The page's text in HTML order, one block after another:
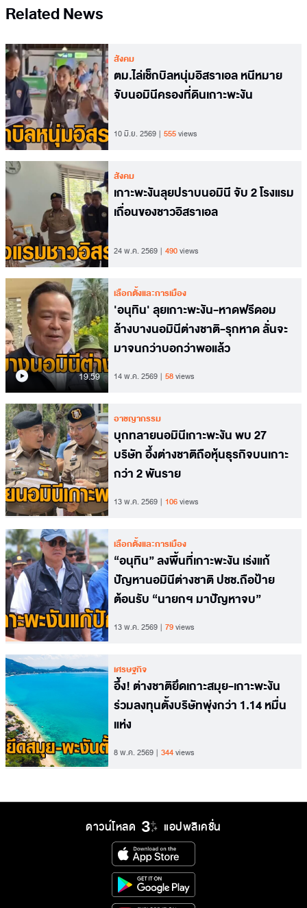
Related News
สังคม
ตม.ไล่เช็กบิลหนุ่มอิสราเอล หนีหมาย
จับนอมินีครองที่ดินเกาะพะงัน
10 มิ.ย. 2569 555views
สังคม
เกาะพะงันลุยปราบนอมินี จับ 2 โรงแรม
เถื่อนของชาวอิสราเอล
24 พ.ค. 2569 490views
19.59
เลือกตั้งและการเมือง
'อนุทิน' ลุยเกาะพะงัน-หาดฟรีดอม
ล้างบางนอมินีต่างชาติ-รุกหาด ลั่นจะ
มาจนกว่าบอกว่าพอแล้ว
14 พ.ค. 2569 58views
อาชญากรรม
บุกทลายนอมินีเกาะพะงัน พบ 27
บริษัท อึ้งต่างชาติถือหุ้นธุรกิจบนเกาะ
กว่า 2 พันราย
13 พ.ค. 2569 106views
เลือกตั้งและการเมือง
“อนุทิน” ลงพื้นที่เกาะพะงัน เร่งแก้
ปัญหานอมินีต่างชาติ ปชช.ถือป้าย
ต้อนรับ “นายกฯ มาปัญหาจบ”
13 พ.ค. 2569 79views
เศรษฐกิจ
อึ้ง! ต่างชาติยึดเกาะสมุย-เกาะพะงัน
ร่วมลงทุนตั้งบริษัทพุ่งกว่า 1.14 หมื่น
แห่ง
8 พ.ค. 2569 344views
ดาวน์โหลด แอปพลิเคชั่น